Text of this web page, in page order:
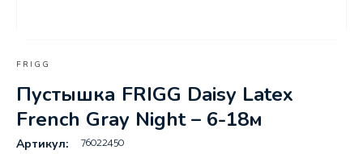
FRIGG
Пустышка FRIGG Daisy Latex
French Gray Night – 6-18м
Артикул: 76022450